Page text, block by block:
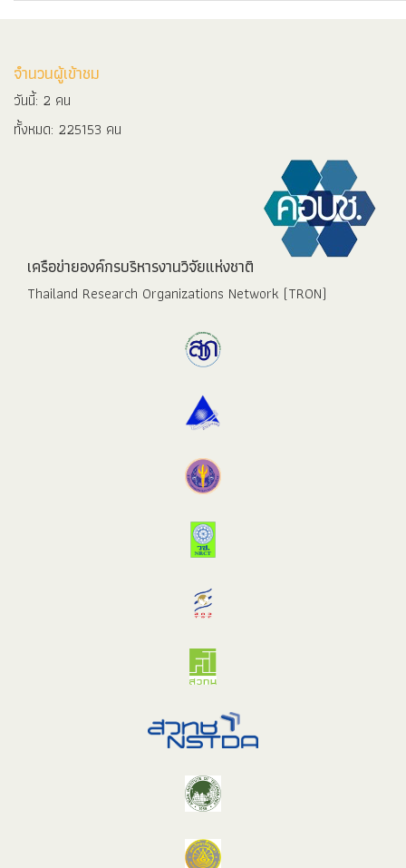
จำนวนผู้เข้าชม
วันนี้: 2 คน
ทั้งหมด: 225153 คน
เครือข่ายองค์กรบริหารงานวิจัยแห่งชาติ
Thailand Research Organizations Network (TRON)